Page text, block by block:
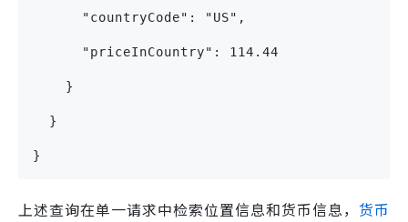
      "countryCode": "US",
      "priceInCountry": 114.44
    }
  }
}
上述查询在单一请求中检索位置信息和货币信息， 货币